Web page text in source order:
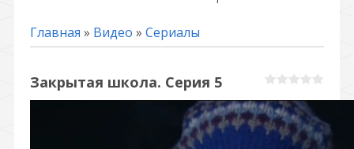
Главная » Видео » Сериалы
Закрытая школа. Серия 5